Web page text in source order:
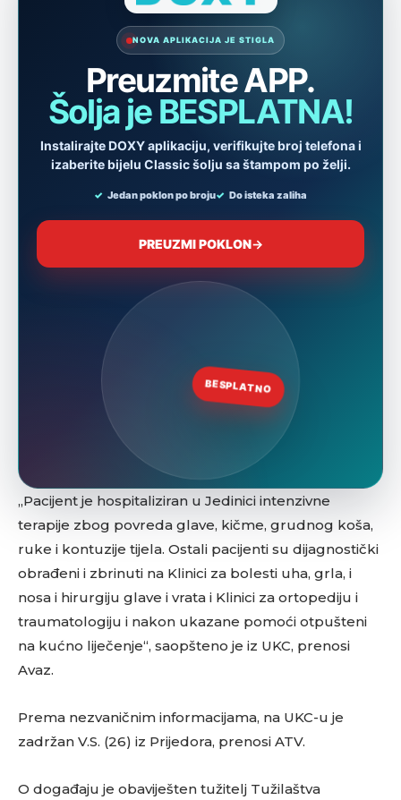
„Pacijent je hospitaliziran u Jedinici intenzivne
terapije zbog povreda glave, kičme, grudnog koša,
ruke i kontuzije tijela. Ostali pacijenti su dijagnostički
obrađeni i zbrinuti na Klinici za bolesti uha, grla, i
nosa i hirurgiju glave i vrata i Klinici za ortopediju i
traumatologiju i nakon ukazane pomoći otpušteni
na kućno liječenje“, saopšteno je iz UKC, prenosi
Avaz.
Prema nezvaničnim informacijama, na UKC-u je
zadržan V.S. (26) iz Prijedora, prenosi ATV.
O događaju je obaviješten tužitelj Tužilaštva